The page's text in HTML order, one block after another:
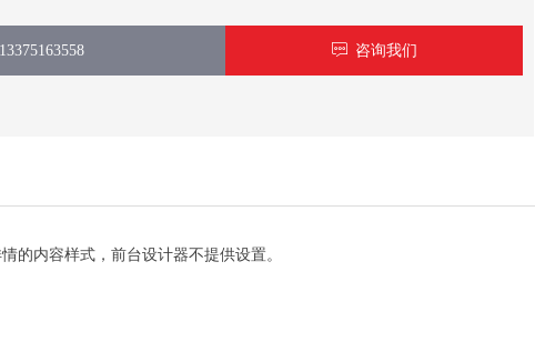
ꁳ 咨询我们
的内容样式，前台设计器不提供设置。